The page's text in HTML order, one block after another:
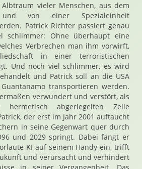
vieler Menschen, aus dem
von einer Spezialeinheit
Patrick Richter passiert genau
schlimmer: Ohne überhaupt eine
Verbrechen man ihm vorwirft,
in einer terroristischen
Und noch viel schlimmer, es wird
und Patrick soll an die USA
transportieren werden.
verwundert und verstört, als
abgeriegelten Zelle
der erst im Jahr 2001 auftaucht
in seine Gegenwart quer durch
und 2029 springt. Dabei fängt er
KI auf seinem Handy ein, trifft
und verursacht und verhindert